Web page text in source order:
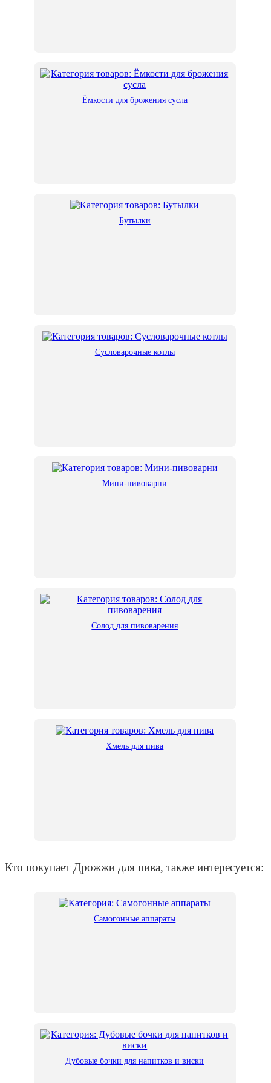
Ёмкости для брожения сусла
Бутылки
Сусловарочные котлы
Мини-пивоварни
Солод для пивоварения
Хмель для пива
Кто покупает Дрожжи для пива, также интересуется:
Самогонные аппараты
Дубовые бочки для напитков и виски